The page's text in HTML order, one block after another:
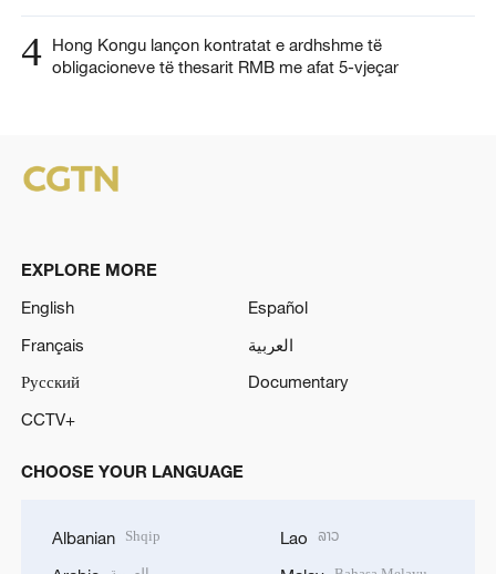
4 Hong Kongu lançon kontratat e ardhshme të
obligacioneve të thesarit RMB me afat 5-vjeçar
EXPLORE MORE
English
Español
Français
العربية
Русский
Documentary
CCTV+
CHOOSE YOUR LANGUAGE
Albanian Shqip Lao ລາວ